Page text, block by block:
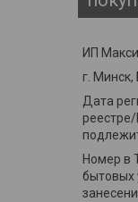
ИП
г. Минск,
Дата
реестре/
Номер в
бытовых